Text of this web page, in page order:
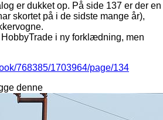
er dukket op. På side 137 er der en
skortet på i de sidste mange år),
i ny forklædning, men
768385/1703964/page/134
denne